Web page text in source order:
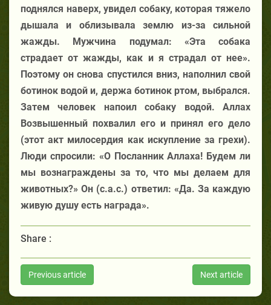
поднялся наверх, увидел собаку, котораятяжело
дышала и облизывала землю из-за сильной
жажды. Мужчина подумал: «Эта собака
страдает от жажды, как и я страдал от нее».
Поэтому он снова спустился вниз, наполнил свой
ботинок водой и, держа ботинок ртом, выбрался.
Затем человек напоилсобаку водой. Аллах
Возвышенный похвалил его и принял его дело
(этот акт милосердия как искупление за грехи).
Люди спросили: «О Посланник Аллаха! Будем ли
мы вознаграждены за то, что мы делаем для
животных?» Он (с.а.с.) ответил: «Да. За каждую
живую душу есть награда».
Share :
Previous article Next article